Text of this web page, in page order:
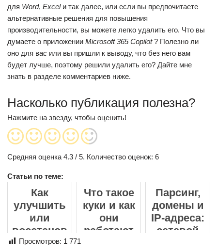
для Word, Excelи так далее, или если вы предпочитаете
альтернативные решения для повышения
производительности, вы можете легко удалить его. Что вы
думаете о приложении Microsoft 365 Copilot? Полезно ли
оно для вас или вы пришли к выводу, что без него вам
будет лучше, поэтому решили удалить его? Дайте мне
знать в разделе комментариев ниже.
Насколько публикация полезна?
Нажмите на звезду, чтобы оценить!
Средняя оценка 4.3 / 5. Количество оценок: 6
Статьи по теме:
Как
улучшить
или
восстанов
ить фото
Что такое
куки и как
они
работают
Парсинг,
домены и
IP-адреса:
сетевой
Просмотров: 1 771